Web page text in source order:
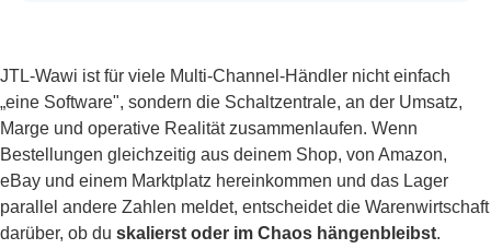
JTL-Wawi ist für viele Multi-Channel-Händler nicht einfach
„eine Software", sondern die Schaltzentrale, an der Umsatz,
Marge und operative Realität zusammenlaufen. Wenn
Bestellungen gleichzeitig aus deinem Shop, von Amazon,
eBay und einem Marktplatz hereinkommen und das Lager
parallel andere Zahlen meldet, entscheidet die Warenwirtschaft
darüber, ob du skalierst oder im Chaos hängenbleibst.